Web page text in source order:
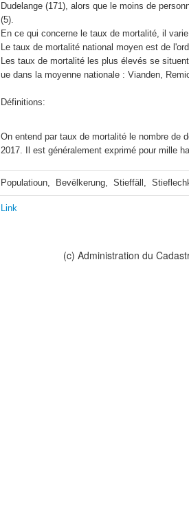
Dudelange (171), alors que le moins de
(5).
En ce qui concerne le taux de mortalité, il
Le taux de mortalité national moyen est de
Les taux de mortalité les plus élevés se
ue dans la moyenne nationale : Vianden,
Définitions:
On entend par taux de mortalité le nombre de
2017. Il est généralement exprimé pour mille
Populatioun,  Bevëlkerung,  Stieffäll,
Link
(c) Administration du